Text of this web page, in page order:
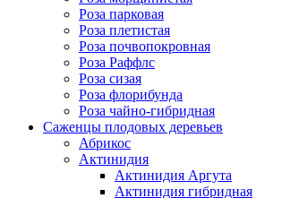
Роза парковая
Роза плетистая
Роза почвопокровная
Роза Раффлс
Роза сизая
Роза флорибунда
Роза чайно-гибридная
Саженцы плодовых деревьев
Абрикос
Актинидия
Актинидия Аргута
Актинидия гибридная